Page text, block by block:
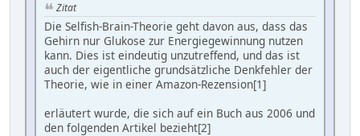
Zitat
Die Selfish-Brain-Theorie geht davon aus, dass das
Gehirn nur Glukose zur Energiegewinnung nutzen
kann. Dies ist eindeutig unzutreffend, und das ist
auch der eigentliche grundsätzliche Denkfehler der
Theorie, wie in einer Amazon-Rezension[1]
erläutert wurde, die sich auf ein Buch aus 2006 und
den folgenden Artikel bezieht[2]